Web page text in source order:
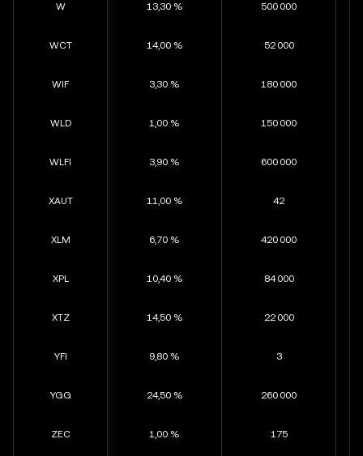
W
WCT
WIF
WLD
WLFI
XAUT
XLM
XPL
XTZ
YFI
YGG
ZEC
13,30 % 500 000
14,00 % 52 000
3,30 % 180 000
1,00 % 150 000
3,90 % 600 000
11,00 % 42
6,70 % 420 000
10,40 % 84 000
14,50 % 22 000
9,80 % 3
24,50 % 260 000
1,00 % 175